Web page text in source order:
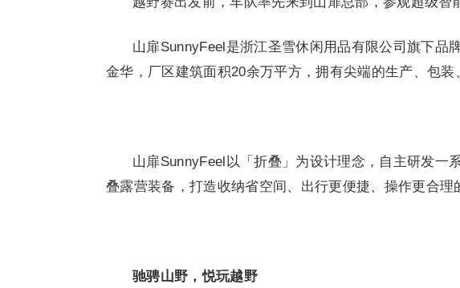
山扉SunnyFeel是浙江圣雪休闲用品有限公司旗下品
金华，厂区建筑面积20余万平方，拥有尖端的生产、包
山扉SunnyFeel以「折叠」为设计理念，自主研发一
叠露营装备，打造收纳省空间、出行更便捷、操作更合理
驰骋山野，悦玩越野